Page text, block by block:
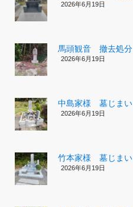
2026年6月19日
馬頭観音 撤去処分
2026年6月19日
中島家様 墓じまい
2026年6月19日
竹本家様 墓じまい
2026年6月19日